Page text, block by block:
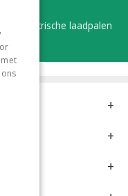
én elektrische laadpalen